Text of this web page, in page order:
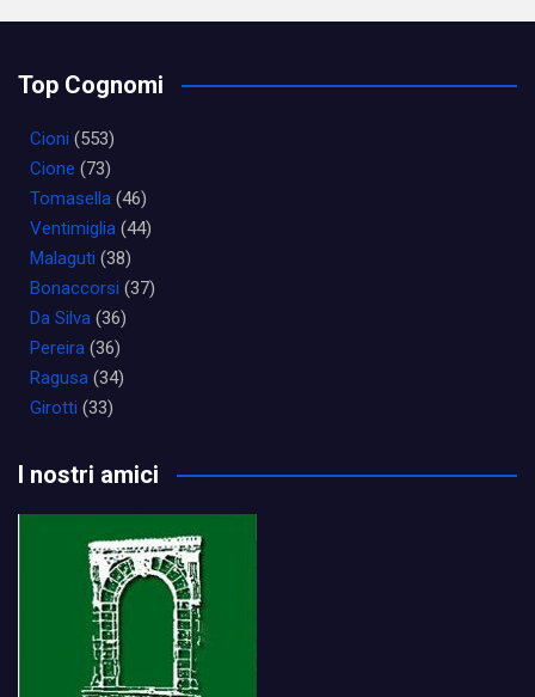
Top Cognomi
Cioni (553)
Cione (73)
Tomasella (46)
Ventimiglia (44)
Malaguti (38)
Bonaccorsi (37)
Da Silva (36)
Pereira (36)
Ragusa (34)
Girotti (33)
I nostri amici